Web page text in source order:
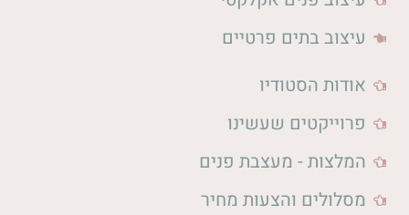
עיצוב בתים פרטיים
אודות הסטודיו
פרוייקטים שעשינו
המלצות - מעצבת פנים
מסלולים והצעות מחיר